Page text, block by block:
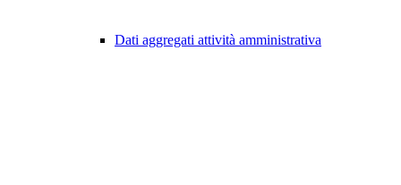
Dati aggregati attività amministrativa